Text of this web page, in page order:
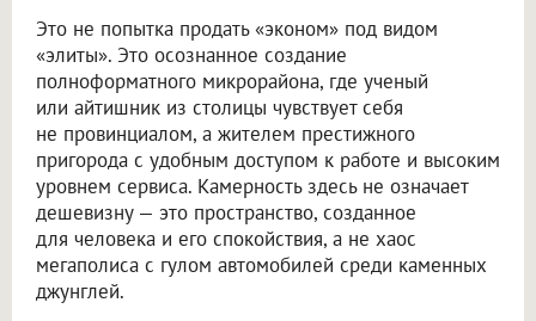
Это не попытка продать «эконом» под видом
«элиты». Это осознанное создание
полноформатного микрорайона, где ученый
или айтишник из столицы чувствует себя
не провинциалом, а жителем престижного
пригорода с удобным доступом к работе и высоким
уровнем сервиса. Камерность здесь не означает
дешевизну — это пространство, созданное
для человека и его спокойствия, а не хаос
мегаполиса с гулом автомобилей среди каменных
джунглей.